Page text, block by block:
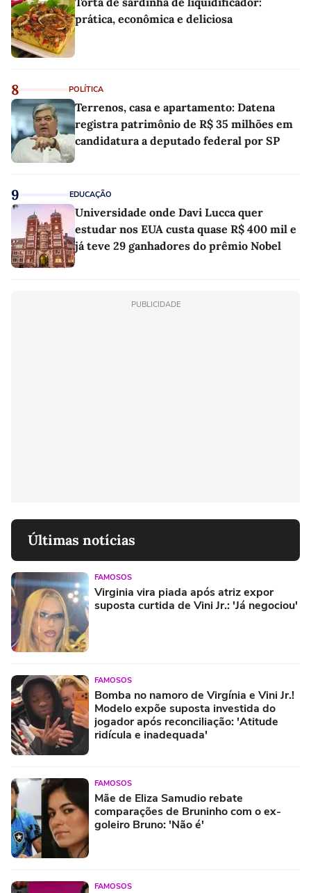
prática, econômica e deliciosa
8 POLÍTICA
Terrenos, casa e apartamento: Datena
registra patrimônio de R$ 35 milhões em
candidatura a deputado federal por SP
9 EDUCAÇÃO
Universidade onde Davi Lucca quer
estudar nos EUA custa quase R$ 400 mil e
já teve 29 ganhadores do prêmio Nobel
PUBLICIDADE
Últimas notícias
FAMOSOS
Virginia vira piada após atriz expor
suposta curtida de Vini Jr.: 'Já negociou'
FAMOSOS
Bomba no namoro de Virgínia e Vini Jr.!
Modelo expõe suposta investida do
jogador após reconciliação: 'Atitude
ridícula e inadequada'
FAMOSOS
Mãe de Eliza Samudio rebate
comparações de Bruninho com o ex-
goleiro Bruno: 'Não é'
FAMOSOS